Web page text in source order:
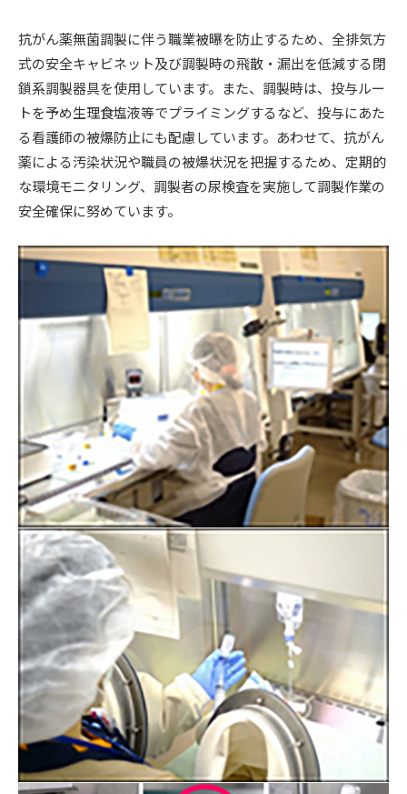
抗がん薬無菌調製に伴う職業被曝を防止するため、全排気方
式の安全キャビネット及び調製時の飛散・漏出を低減する閉
鎖系調製器具を使用しています。また、調製時は、投与ルー
トを予め生理食塩液等でプライミングするなど、投与にあた
る看護師の被爆防止にも配慮しています。あわせて、抗がん
薬による汚染状況や職員の被爆状況を把握するため、定期的
な環境モニタリング、調製者の尿検査を実施して調製作業の
安全確保に努めています。